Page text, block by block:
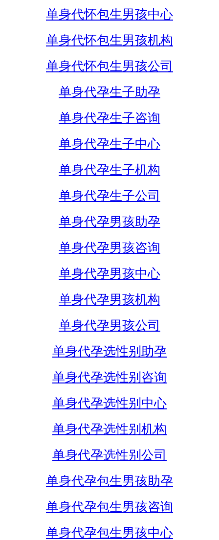
单身代怀包生男孩中心
单身代怀包生男孩机构
单身代怀包生男孩公司
单身代孕生子助孕
单身代孕生子咨询
单身代孕生子中心
单身代孕生子机构
单身代孕生子公司
单身代孕男孩助孕
单身代孕男孩咨询
单身代孕男孩中心
单身代孕男孩机构
单身代孕男孩公司
单身代孕选性别助孕
单身代孕选性别咨询
单身代孕选性别中心
单身代孕选性别机构
单身代孕选性别公司
单身代孕包生男孩助孕
单身代孕包生男孩咨询
单身代孕包生男孩中心